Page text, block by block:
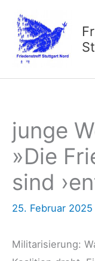
Inhalt
springen
junge
»Die
sind
25. Februar 2025
Militarisierung: